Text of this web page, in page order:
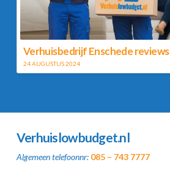
Verhuisbedrijf Enschede reviews
24 AUGUSTUS 2024
Verhuislowbudget.nl
Algemeen telefoonnr: 085 – 743 7777